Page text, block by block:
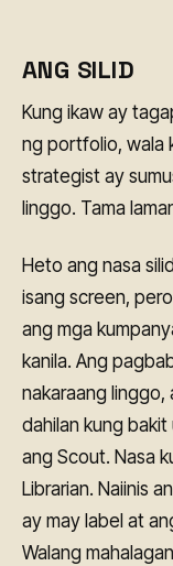
ANG SILID
Kung ikaw ay
ng portfolio, wala
strategist ay
linggo. Tama
Heto ang nasa
isang screen,
ang mga
kanila. Ang
nakaraang
dahilan kung bakit
ang Scout. Nasa
Librarian. Naiinis
ay may label at
Walang